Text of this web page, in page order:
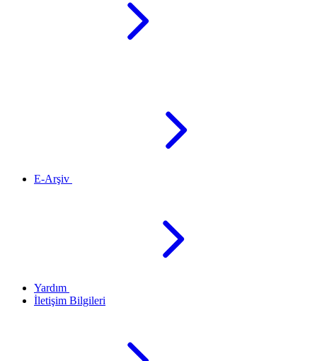
E-Arşiv
Yardım
İletişim Bilgileri